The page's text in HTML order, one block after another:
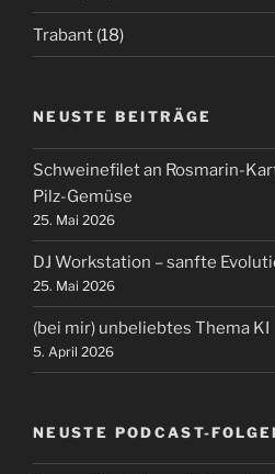
Trabant (18)
NEUSTE BEITRÄGE
Schweinefilet an Rosmarin-
Pilz-Gemüse
25. Mai 2026
DJ Workstation – sanfte
25. Mai 2026
(bei mir) unbeliebtes Thema KI
5. April 2026
NEUSTE PODCAST-